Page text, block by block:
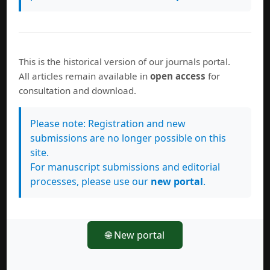
Índice H (Google Schoolar)
Google Analytics
Redalyc
Indicador de Visibilidad ICDS-MIAR
Analítica de Academia.edu
This is the historical version of our journals portal.
All articles remain available inopen access for
consultation and download.
Please note: Registration and new
submissions are no longer possible on this
site.
For manuscript submissions and editorial
processes, please use our new portal.
🌐 New portal